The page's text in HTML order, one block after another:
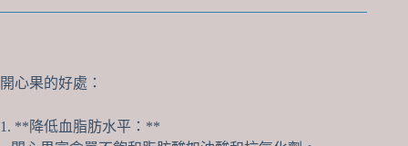
開心果的好處：
1. **降低血脂肪水平：**